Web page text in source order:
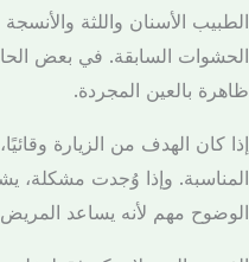
الطبيب الأسنان واللثة
الحشوات السابقة. في بعض
ظاهرة بالعين المجردة.
إذا كان الهدف من الزيارة
المناسبة. وإذا وُجدت مشكلة،
الوضوح مهم لأنه يساعد